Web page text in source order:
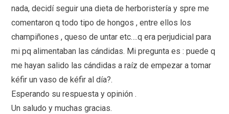
nada, decidí seguir una dieta de herboristería y spre me
comentaron q todo tipo de hongos , entre ellos los
champiñones , queso de untar etc….q era perjudicial para
mi pq alimentaban las cándidas. Mi pregunta es : puede q
me hayan salido las cándidas a raíz de empezar a tomar
kéfir un vaso de kéfir al día?.
Esperando su respuesta y opinión .
Un saludo y muchas gracias.